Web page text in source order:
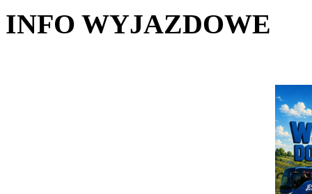
INFO WYJAZDOWE